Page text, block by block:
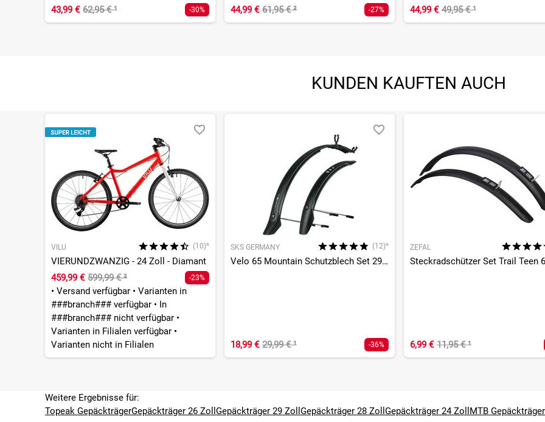
43,99 € 62,95 €¹ -30%
44,99 € 61,95 €² -27%
44,99 € 49,95 €¹
KUNDEN KAUFTEN AUCH
VILU (10)*
VIERUNDZWANZIG - 24 Zoll - Diamant
459,99 € 599,99 €² -23%
• Versand verfügbar • Varianten in
###branch### verfügbar • In
###branch### nicht verfügbar •
Varianten in Filialen verfügbar •
Varianten nicht in Filialen
SKS GERMANY (12)*
Velo 65 Mountain Schutzblech Set 29 Zoll
18,99 € 29,99 €¹ -36%
ZEFAL
Steckradschützer Set Trail Teen
6,99 € 11,95 €¹
Weitere Ergebnisse für:
Topeak GepäckträgerGepäckträger 26 Zoll Gepäckträger 29 Zoll Gepäckträger 28 Zoll Gepäckträger 24 Zoll MTB Gepäckträger